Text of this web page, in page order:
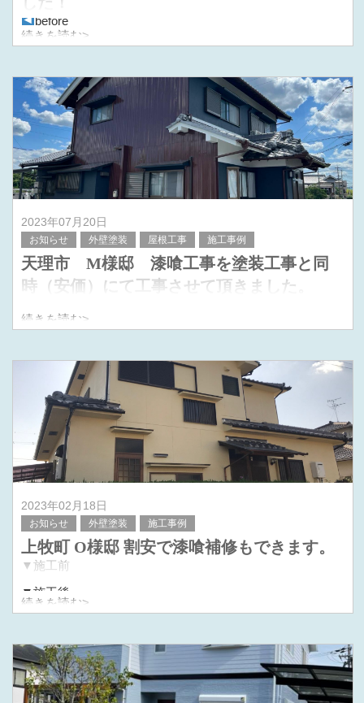
before
after
続きを読む>
2023年07月20日
お知らせ 外壁塗装 屋根工事 施工事例
天理市 M様邸 漆喰工事を塗装工事と同
時（安価）にて工事させて頂きました。
▲before
続きを読む>
2023年02月18日
お知らせ 外壁塗装 施工事例
上牧町 O様邸 割安で漆喰補修もできます。
▼施工前
▼施工後
続きを読む>